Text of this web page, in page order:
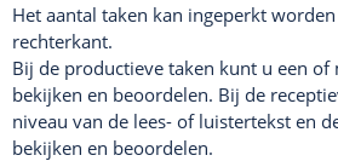
Het aantal taken kan ingeperkt
rechterkant.
Bij de productieve taken kunt u een of
bekijken en beoordelen. Bij de
niveau van de lees- of luistertekst en
bekijken en beoordelen.